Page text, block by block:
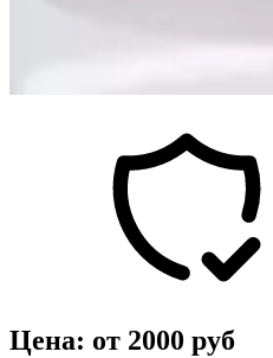
Цена: от 2000 руб